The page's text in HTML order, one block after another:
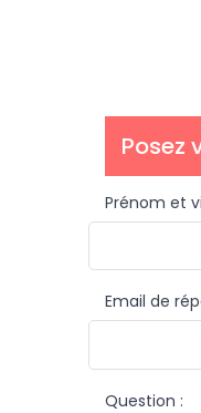
Posez
Prénom et
Email de
Question :